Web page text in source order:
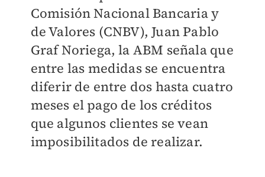
Comisión Nacional Bancaria y
de Valores (CNBV), Juan Pablo
Graf Noriega, la ABM señala que
entre las medidas se encuentra
diferir de entre dos hasta cuatro
meses el pago de los créditos
que algunos clientes se vean
imposibilitados de realizar.